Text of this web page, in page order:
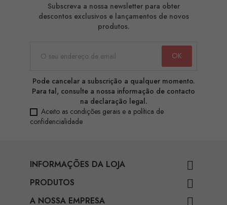
Subscreva a nossa newsletter para obter
descontos exclusivos e lançamentos de novos
produtos.
Pode cancelar a subscrição a qualquer momento.
Para tal, consulte a nossa informação de contacto
na declaração legal.
Aceito as condições gerais e a política de
confidencialidade
INFORMAÇÕES DA LOJA 
PRODUTOS 
A NOSSA EMPRESA 